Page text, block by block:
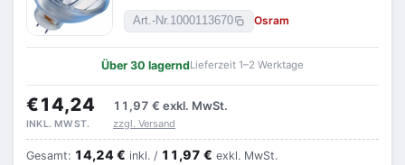
Art.-Nr.1000113670 Osram
Über 30 lagerndLieferzeit 1–2 Werktage
€14,24 11,97 € exkl. MwSt.
INKL. MWST. zzgl. Versand
Gesamt: 14,24 € inkl. / 11,97 € exkl. MwSt.